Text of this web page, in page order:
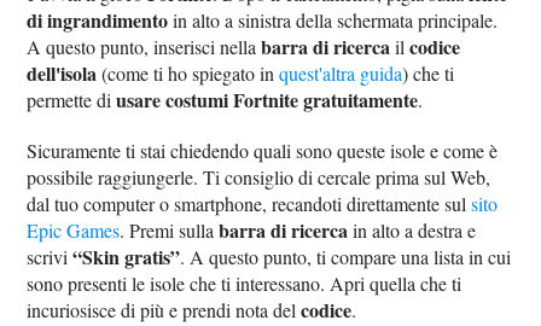
di ingrandimentoin alto a sinistra della schermata principale.
A questo punto, inserisci nellabarra di ricercailcodice
dell'isola(come ti ho spiegato inquest'altra guida) che ti
permette diusare costumi Fortnite gratuitamente.
Sicuramente ti stai chiedendo quali sono queste isole e come è
possibile raggiungerle. Ti consiglio di cercale prima sul Web,
dal tuo computer o smartphone, recandoti direttamente sulsito
Epic Games. Premi sullabarra di ricercain alto a destra e
scrivi“Skin gratis”. A questo punto, ti compare una lista in cui
sono presenti le isole che ti interessano. Apri quella che ti
incuriosisce di più e prendi nota delcodice.